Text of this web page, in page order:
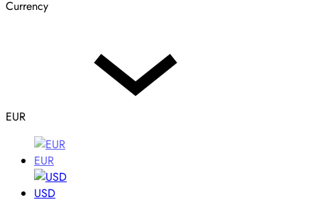
Currency
EUR
EUR
USD